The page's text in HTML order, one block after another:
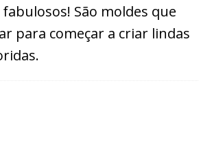
São moldes que
para começar a criar lindas